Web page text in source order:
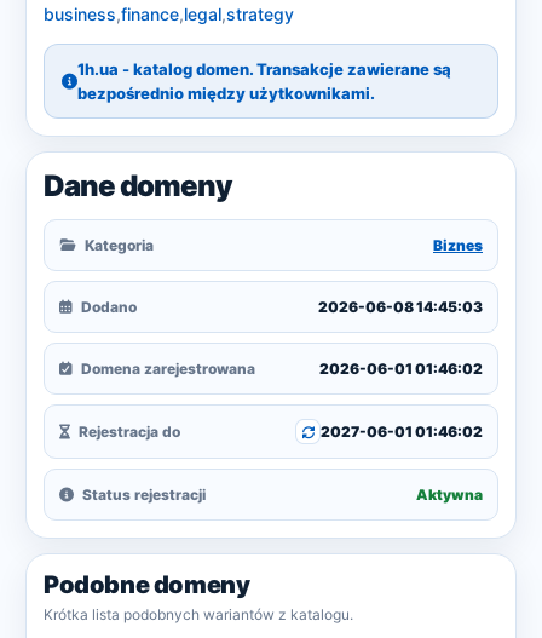
business,finance,legal,strategy
1h.ua - katalog domen. Transakcje zawierane są
bezpośrednio między użytkownikami.
Dane domeny
Kategoria Biznes
Dodano 2026-06-08 14:45:03
Domena zarejestrowana 2026-06-01 01:46:02
Rejestracja do 2027-06-01 01:46:02
Status rejestracji Aktywna
Podobne domeny
Krótka lista podobnych wariantów z katalogu.